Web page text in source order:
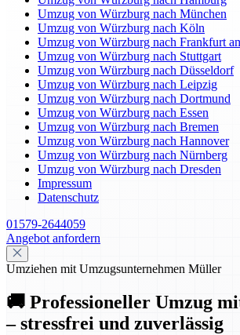
Umzug von Würzburg nach München
Umzug von Würzburg nach Köln
Umzug von Würzburg nach Frankfurt
Umzug von Würzburg nach Stuttgart
Umzug von Würzburg nach Düsseldorf
Umzug von Würzburg nach Leipzig
Umzug von Würzburg nach Dortmund
Umzug von Würzburg nach Essen
Umzug von Würzburg nach Bremen
Umzug von Würzburg nach Hannover
Umzug von Würzburg nach Nürnberg
Umzug von Würzburg nach Dresden
Impressum
Datenschutz
01579-2644059
Angebot anfordern
Umziehen mit Umzugsunternehmen Müller
🚚 Professioneller Umzug
– stressfrei und zuverlässig